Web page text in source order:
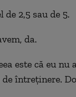
de 2,5 sau de 5.
da.
este că eu
întreținere.